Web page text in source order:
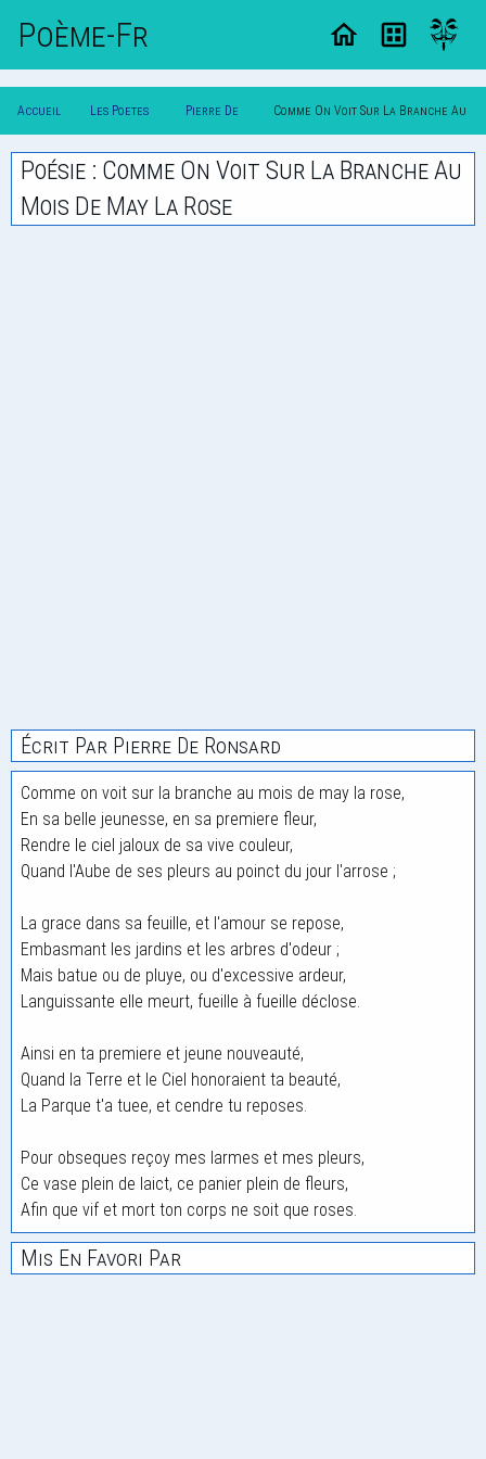
Poème-Fr
Accueil
Poesie
Les Poetes
Classique
Pierre De
Ronsard
Comme On Voit Sur La Branche Au
Mois De May La Rose
Poésie : Comme On Voit Sur La Branche Au
Mois De May La Rose
Écrit Par Pierre De Ronsard
Comme on voit sur la branche au mois de may la rose,
En sa belle jeunesse, en sa premiere fleur,
Rendre le ciel jaloux de sa vive couleur,
Quand l'Aube de ses pleurs au poinct du jour l'arrose ;
La grace dans sa feuille, et l'amour se repose,
Embasmant les jardins et les arbres d'odeur ;
Mais batue ou de pluye, ou d'excessive ardeur,
Languissante elle meurt, fueille à fueille déclose.
Ainsi en ta premiere et jeune nouveauté,
Quand la Terre et le Ciel honoraient ta beauté,
La Parque t'a tuee, et cendre tu reposes.
Pour obseques reçoy mes larmes et mes pleurs,
Ce vase plein de laict, ce panier plein de fleurs,
Afin que vif et mort ton corps ne soit que roses.
Mis En Favori Par